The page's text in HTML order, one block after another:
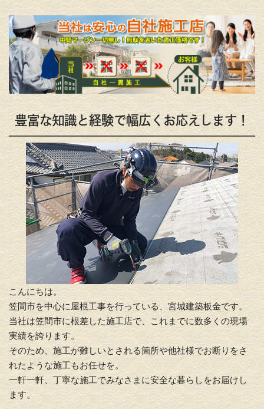
豊富な知識と経験で幅広くお応えします！
こんにちは。
笠間市を中心に屋根工事を行っている、宮城建築板金です。
当社は笠間市に根差した施工店で、これまでに数多くの現場
実績を誇ります。
そのため、施工が難しいとされる箇所や他社様でお断りをさ
れたような施工もお任せを。
一軒一軒、丁寧な施工でみなさまに安全な暮らしをお届けし
ます。